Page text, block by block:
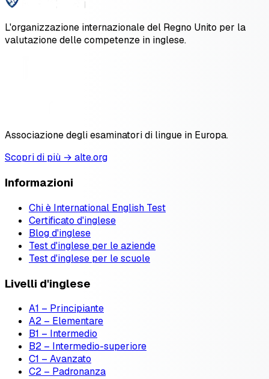
L'organizzazione internazionale del Regno Unito per la
valutazione delle competenze in inglese.
Associazione degli esaminatori di lingue in Europa.
Scopri di più → alte.org
Informazioni
Chi è International English Test
Certificato d'inglese
Blog d'inglese
Test d'inglese per le aziende
Test d'inglese per le scuole
Livelli d'inglese
A1 – Principiante
A2 – Elementare
B1 – Intermedio
B2 – Intermedio-superiore
C1 – Avanzato
C2 – Padronanza